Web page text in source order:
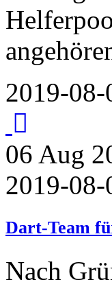
2019-
06 Aug
2019-
Dart-Team
Nach